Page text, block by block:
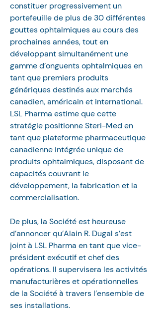
constituer progressivement un
portefeuille de plus de 30 différentes
gouttes ophtalmiques au cours des
prochaines années, tout en
développant simultanément une
gamme d’onguents ophtalmiques en
tant que premiers produits
génériques destinés aux marchés
canadien, américain et international.
LSL Pharma estime que cette
stratégie positionne Steri-Med en
tant que plateforme pharmaceutique
canadienne intégrée unique de
produits ophtalmiques, disposant de
capacités couvrant le
développement, la fabrication et la
commercialisation.
De plus, la Société est heureuse
d’annoncer qu’Alain R. Dugal s’est
joint à LSL Pharma en tant que vice-
président exécutif et chef des
opérations. Il supervisera les activités
manufacturières et opérationnelles
de la Société à travers l’ensemble de
ses installations.